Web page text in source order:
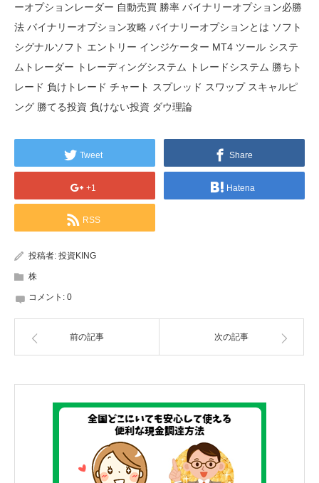
ーオプションレーダー 自動売買 勝率 バイナリーオプション必勝
法 バイナリーオプション攻略 バイナリーオプションとは ソフト
シグナルソフト エントリー インジケーター MT4 ツール システ
ムトレーダー トレーディングシステム トレードシステム 勝ちト
レード 負けトレード チャート スプレッド スワップ スキャルピ
ング 勝てる投資 負けない投資 ダウ理論
Tweet Share
+1 Hatena
RSS
投稿者: 投資KING
株
コメント: 0
前の記事 次の記事